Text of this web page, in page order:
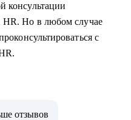
консультации
HR. Но в любом случае
с
отзывов